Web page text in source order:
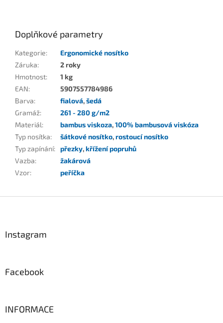
Doplňkové parametry
Kategorie:
Ergonomické nosítko
Záruka:
2 roky
Hmotnost:
1 kg
EAN:
5907557784986
Barva: fialová,šedá
Gramáž:
261 - 280 g/m2
Materiál: bambus viskoza,100% bambusová viskóza
Typ nosítka: šátkové nosítko,rostoucí nosítko
Typ zapínání: přezky,křížení popruhů
Vazba:
žakárová
Vzor: peříčka
Instagram
Facebook
INFORMACE